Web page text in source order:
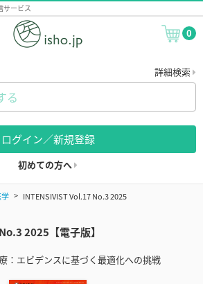
サービス
0
詳細検索
ログイン／新規登録
初めての方へ
学 INTENSIVIST Vol.17 No.3 2025
2025【電子版】
：エビデンスに基づく最適化への挑戦